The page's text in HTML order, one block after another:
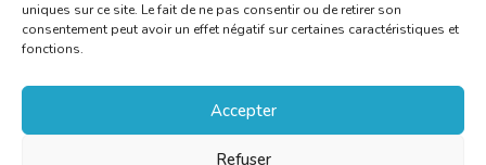
uniques sur ce site. Le fait de ne pas consentir ou de retirer son
consentement peut avoir un effet négatif sur certaines caractéristiques et
fonctions.
Accepter
Refuser